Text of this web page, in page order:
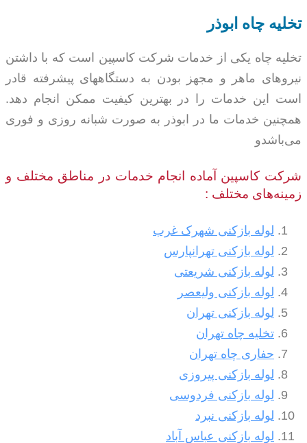
تخلیه چاه ابوذر
تخلیه چاه یکی از خدمات شرکت کاسپین است که با داشتن
نیروهای ماهر و مجهز بودن به دستگاههای پیشرفته قادر
است این خدمات را در بهترین کیفیت ممکن انجام دهد.
همچنین خدمات ما در ابوذر به صورت شبانه روزی و فوری
می‌باشدو
شرکت کاسپین آماده انجام خدمات در مناطق مختلف و
زمینه‌های مختلف :
لوله بازکنی شهرک غرب
لوله بازکنی تهرانپارس
لوله بازکنی شریعتی
لوله بازکنی ولیعصر
لوله بازکنی تهران
تخلیه چاه تهران
حفاری چاه تهران
لوله بازکنی پیروزی
لوله بازکنی فردوسی
لوله بازکنی نبرد
لوله بازکنی عباس آباد